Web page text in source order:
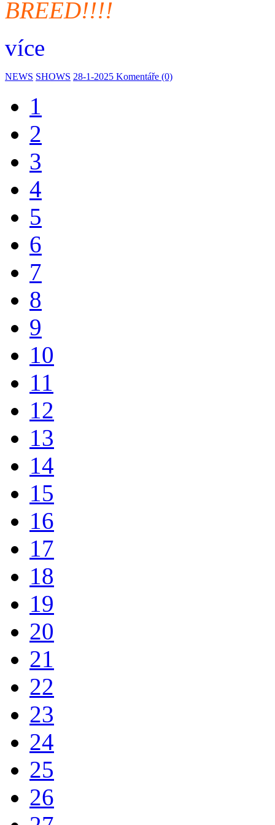
BREED!!!!
více
NEWS SHOWS 28-1-2025 Komentáře (0)
1
2
3
4
5
6
7
8
9
10
11
12
13
14
15
16
17
18
19
20
21
22
23
24
25
26